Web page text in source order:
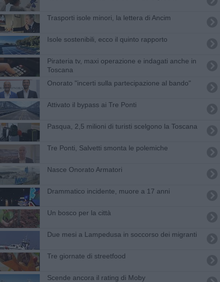
Trasporti isole minori, la lettera di Ancim
Isole sostenibili, ecco il quinto rapporto
Pirateria tv, maxi operazione e indagati anche in
Toscana
Onorato "incerti sulla partecipazione al bando"
Attivato il bypass ai Tre Ponti
Pasqua, 2,5 milioni di turisti scelgono la Toscana
Tre Ponti, Salvetti smonta le polemiche
Nasce Onorato Armatori
Drammatico incidente, muore a 17 anni
Un bosco per la città
Due mesi a Lampedusa in soccorso dei migranti
Tre giornate di streetfood
Scende ancora il rating di Moby